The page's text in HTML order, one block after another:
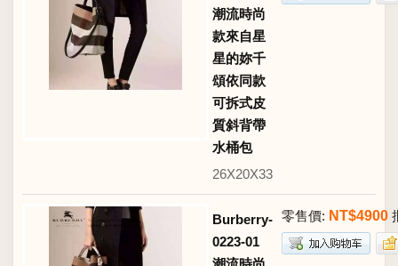
潮流時尚
款來自星
星的妳千
頌依同款
可拆式皮
質斜背帶
水桶包
26X20X33
Burberry-
0223-01
零售價: NT$4900